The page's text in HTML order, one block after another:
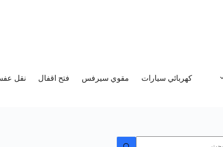
كهربائي سيارات مقوي سيرفس فتح اقفال نقل